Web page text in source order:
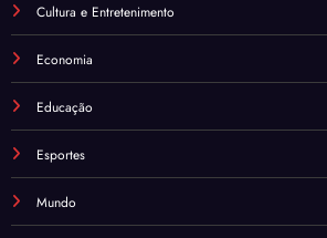
Cultura e Entretenimento
Economia
Educação
Esportes
Mundo